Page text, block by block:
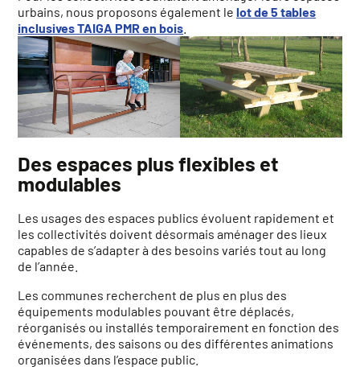
urbains, nous proposons également le lot de 5 tables
inclusives TAIGA PMR en bois
Des espaces plus flexibles et
modulables
Les usages des espaces publics évoluent rapidement et
les collectivités doivent désormais aménager des lieux
capables de s’adapter à des besoins variés tout au long
de l’année.
Les communes recherchent de plus en plus des
équipements modulables pouvant être déplacés,
réorganisés ou installés temporairement en fonction des
événements, des saisons ou des différentes animations
organisées dans l’espace public.